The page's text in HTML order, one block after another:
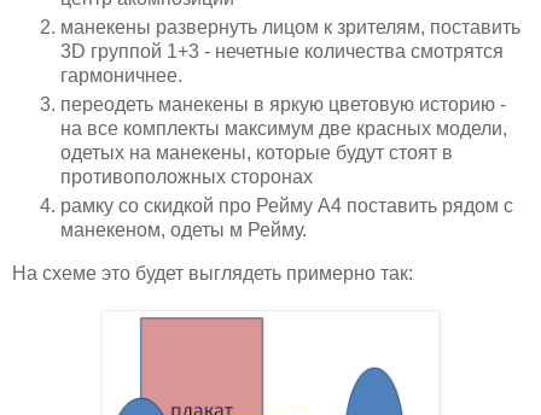
манекены развернуть лицом к зрителям, поставить
3D группой 1+3 - нечетные количества смотрятся
гармоничнее.
переодеть манекены в яркую цветовую историю -
на все комплекты максимум две красных модели,
одетых на манекены, которые будут стоят в
противоположных сторонах
рамку со скидкой про Рейму А4 поставить рядом с
манекеном, одеты м Рейму.
На схеме это будет выглядеть примерно так: